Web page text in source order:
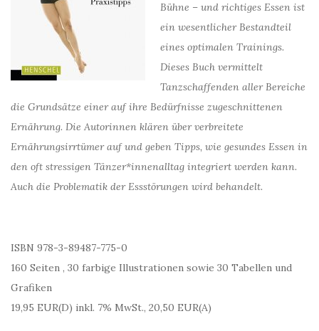
Bühne – und richtiges Essen ist
ein wesentlicher Bestandteil
eines optimalen Trainings.
Dieses Buch vermittelt
Tanzschaffenden aller Bereiche
die Grundsätze einer auf ihre Bedürfnisse zugeschnittenen
Ernährung. Die Autorinnen klären über verbreitete
Ernährungsirrtümer auf und geben Tipps, wie gesundes Essen in
den oft stressigen Tänzer*innenalltag integriert werden kann.
Auch die Problematik der Essstörungen wird behandelt.
ISBN 978-3-89487-775-0
160 Seiten , 30 farbige Illustrationen sowie 30 Tabellen und
Grafiken
19,95 EUR(D) inkl. 7% MwSt., 20,50 EUR(A)